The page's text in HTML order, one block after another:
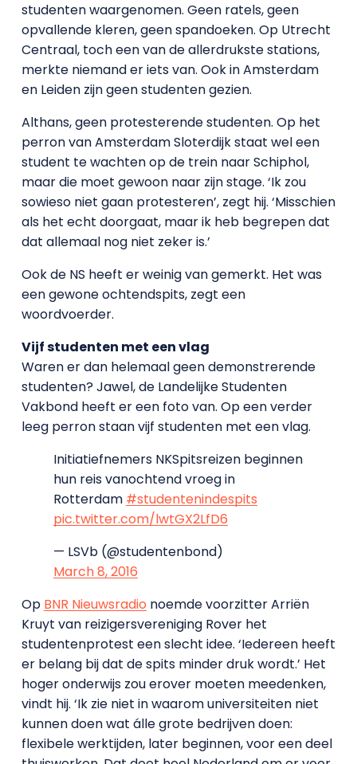
studenten waargenomen. Geen ratels, geen
opvallende kleren, geen spandoeken. Op Utrecht
Centraal, toch een van de allerdrukste stations,
merkte niemand er iets van. Ook in Amsterdam
en Leiden zijn geen studenten gezien.
Althans, geen protesterende studenten. Op het
perron van Amsterdam Sloterdijk staat wel een
student te wachten op de trein naar Schiphol,
maar die moet gewoon naar zijn stage. ‘Ik zou
sowieso niet gaan protesteren’, zegt hij. ‘Misschien
als het echt doorgaat, maar ik heb begrepen dat
dat allemaal nog niet zeker is.’
Ook de NS heeft er weinig van gemerkt. Het was
een gewone ochtendspits, zegt een
woordvoerder.
Vijf studenten met een vlag
Waren er dan helemaal geen demonstrerende
studenten? Jawel, de Landelijke Studenten
Vakbond heeft er een foto van. Op een verder
leeg perron staan vijf studenten met een vlag.
Initiatiefnemers NKSpitsreizen beginnen
hun reis vanochtend vroeg in
Rotterdam #studentenindespits
pic.twitter.com/lwtGX2LfD6
— LSVb (@studentenbond)
March 8, 2016
Op BNR Nieuwsradio noemde voorzitter Arriën
Kruyt van reizigersvereniging Rover het
studentenprotest een slecht idee. ‘Iedereen heeft
er belang bij dat de spits minder druk wordt.’ Het
hoger onderwijs zou erover moeten meedenken,
vindt hij. ‘Ik zie niet in waarom universiteiten niet
kunnen doen wat álle grote bedrijven doen:
flexibele werktijden, later beginnen, voor een deel